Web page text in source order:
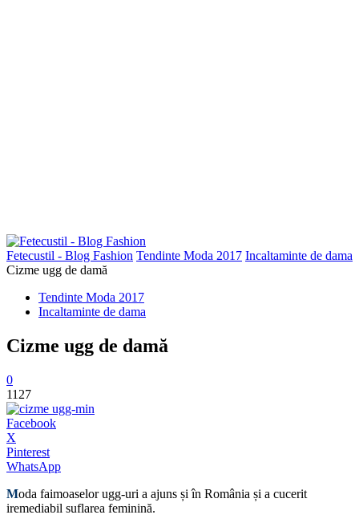
Fetecustil - Blog Fashion Tendinte Moda 2017 Incaltaminte de dama
Cizme ugg de damă
Tendinte Moda 2017
Incaltaminte de dama
Cizme ugg de damă
0
1127
Facebook
X
Pinterest
WhatsApp
Moda faimoaselor ugg-uri a ajuns și în România și a cucerit
iremediabil suflarea feminină.